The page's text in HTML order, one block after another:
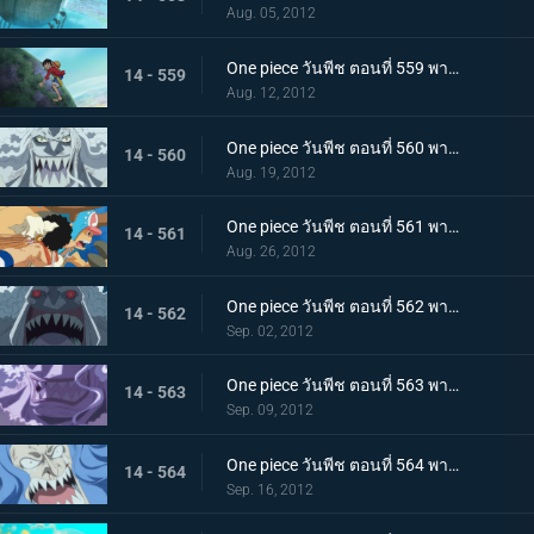
Aug. 05, 2012
14 - 559 One piece วันพีช ตอนที่ 559 พากย์ไทย เร็วเข้าลูฟี่! ชิราโฮชิ เข้าตาจนแล้ว
Aug. 12, 2012
14 - 560 One piece วันพีช ตอนที่ 560 พากย์ไทย เริ่มการต่อสู้สุดระห่ำ! ลูฟี่ ปะทะ โฮดี้!
Aug. 19, 2012
14 - 561 One piece วันพีช ตอนที่ 561 พากย์ไทย ต่อสู้ตะลุมบอน! กลุ่มหมวกฟาง ปะทะ กลุ่มโจรสลัดมนุษย์เงือกรุ่นใหม่!
Aug. 26, 2012
14 - 562 One piece วันพีช ตอนที่ 562 พากย์ไทย ลูฟี่พ่ายแพ้!? ถึงเวลาแก้แค้นของโฮดี้
Sep. 02, 2012
14 - 563 One piece วันพีช ตอนที่ 563 พากย์ไทย ความจริงที่น่าตกใจ! ตัวตนที่แท้จริงของโฮดี้!
Sep. 09, 2012
14 - 564 One piece วันพีช ตอนที่ 564 พากย์ไทย กลับสู่ศูนย์! คำขออันแรงกล้าต่อลูฟี่!
Sep. 16, 2012